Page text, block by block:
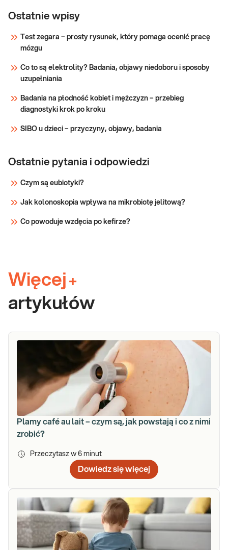
2:
diagnostyka
alergii IgE-
zależnej
Dedykowany dla: Kobiet, Mężczyzn, Dzieci
Uwaga! Jeżeli kupujesz badanie dla dziecka,
Wskazany: → W diagnostyce alergii IgE-
Ostatnie wpisy
Test zegara – prosty rysunek, który pomaga ocenić pracę
mózgu
Co to są elektrolity? Badania, objawy niedoboru i sposoby
uzupełniania
Badania na płodność kobiet i mężczyzn – przebieg
diagnostyki krok po kroku
SIBO u dzieci – przyczyny, objawy, badania
Ostatnie pytania i odpowiedzi
Czym są eubiotyki?
Jak kolonoskopia wpływa na mikrobiotę jelitową?
Co powoduje wzdęcia po kefirze?
Więcej +
artykułów
Plamy café au lait – czym są, jak powstają i co z nimi
zrobić?
Przeczytasz w 6 minut
Dowiedz się więcej